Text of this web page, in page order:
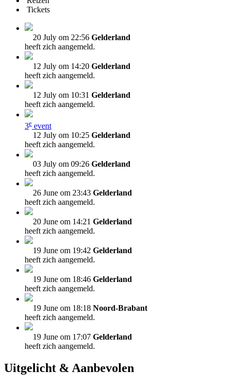
Tickets
20 July om 22:56 Gelderland
heeft zich aangemeld.
12 July om 14:20 Gelderland
heeft zich aangemeld.
12 July om 10:31 Gelderland
heeft zich aangemeld.
3e event
12 July om 10:25 Gelderland
heeft zich aangemeld.
03 July om 09:26 Gelderland
heeft zich aangemeld.
26 June om 23:43 Gelderland
heeft zich aangemeld.
20 June om 14:21 Gelderland
heeft zich aangemeld.
19 June om 19:42 Gelderland
heeft zich aangemeld.
19 June om 18:46 Gelderland
heeft zich aangemeld.
19 June om 18:18 Noord-Brabant
heeft zich aangemeld.
19 June om 17:07 Gelderland
heeft zich aangemeld.
Uitgelicht & Aanbevolen